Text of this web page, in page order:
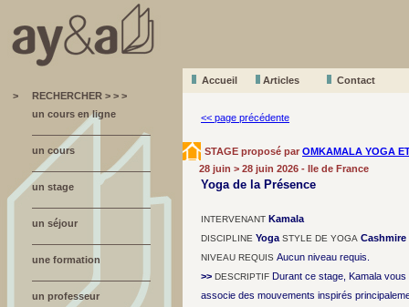
Accueil Articles
Contact
>
RECHERCHER > > >
un cours en ligne
un cours
un stage
un séjour
une formation
un professeur
<< page précédente
STAGE proposé par OMKAMALA YOGA
28 juin > 28 juin 2026 - Ile de France
Yoga de la Présence
INTERVENANT Kamala
DISCIPLINE Yoga STYLE DE YOGA Cashmire
NIVEAU REQUIS Aucun niveau requis.
>> DESCRIPTIF Durant ce stage, Kamala
associe des mouvements inspirés